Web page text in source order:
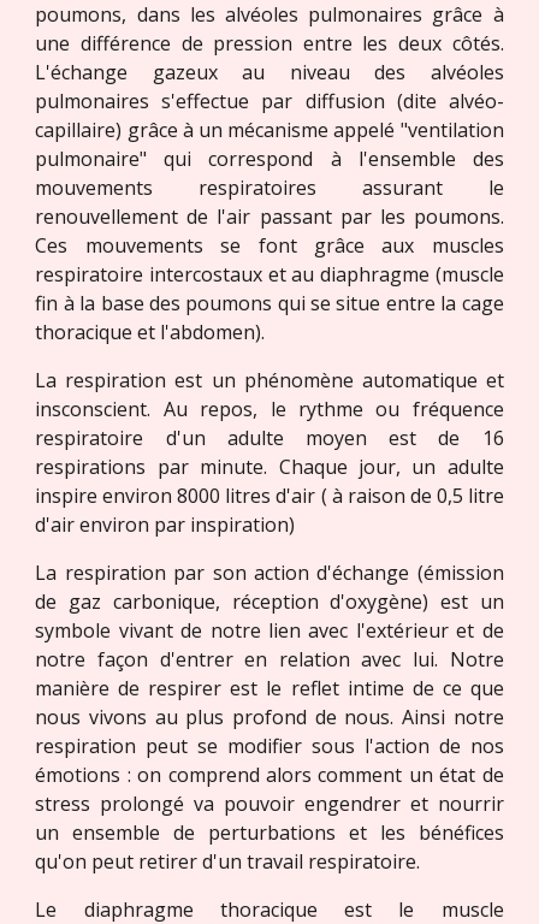
poumons, dans les alvéoles pulmonaires grâce à
une différence de pression entre les deux côtés.
L'échange gazeux au niveau des alvéoles
pulmonaires s'effectue par diffusion (dite alvéo-
capillaire) grâce à un mécanisme appelé "ventilation
pulmonaire" qui correspond à l'ensemble des
mouvements respiratoires assurant le
renouvellement de l'air passant par les poumons.
Ces mouvements se font grâce aux muscles
respiratoire intercostaux et au diaphragme (muscle
fin à la base des poumons qui se situe entre la cage
thoracique et l'abdomen).
La respiration est un phénomène automatique et
insconscient. Au repos, le rythme ou fréquence
respiratoire d'un adulte moyen est de 16
respirations par minute. Chaque jour, un adulte
inspire environ 8000 litres d'air ( à raison de 0,5 litre
d'air environ par inspiration)
La respiration par son action d'échange (émission
de gaz carbonique, réception d'oxygène) est un
symbole vivant de notre lien avec l'extérieur et de
notre façon d'entrer en relation avec lui. Notre
manière de respirer est le reflet intime de ce que
nous vivons au plus profond de nous. Ainsi notre
respiration peut se modifier sous l'action de nos
émotions : on comprend alors comment un état de
stress prolongé va pouvoir engendrer et nourrir
un ensemble de perturbations et les bénéfices
qu'on peut retirer d'un travail respiratoire.
Le diaphragme
thoracique est le muscle